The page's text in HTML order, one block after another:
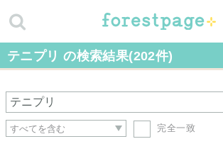
テニプリ の検索結果(202件)
完全一致